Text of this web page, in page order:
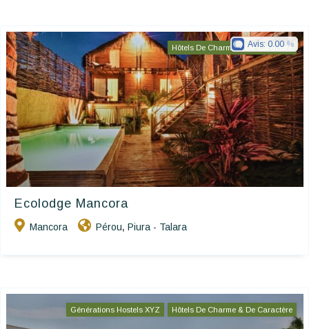
Hôtels De Charme & De Caractère
Ecolodge Mancora
Mancora Pérou, Piura - Talara
Avis: 0.00
Générations Hostels XYZ Hôtels De Charme & De Caractère